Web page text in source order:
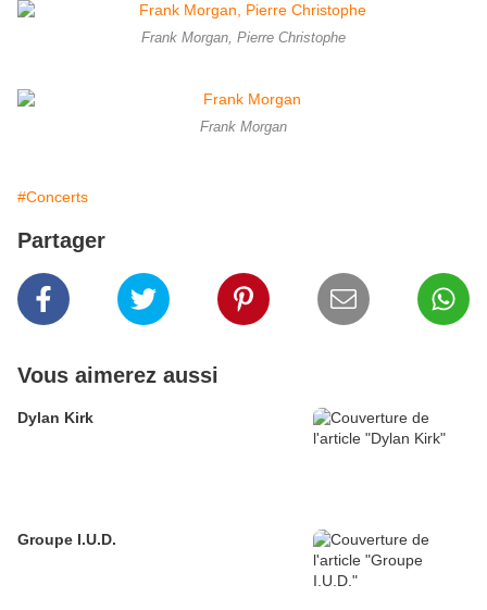
Frank Morgan, Pierre Christophe
Frank Morgan
#Concerts
Partager
Vous aimerez aussi
Dylan Kirk
Groupe I.U.D.